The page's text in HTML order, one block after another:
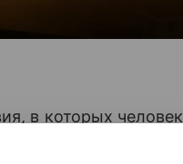
в которых человек
«Известиям»